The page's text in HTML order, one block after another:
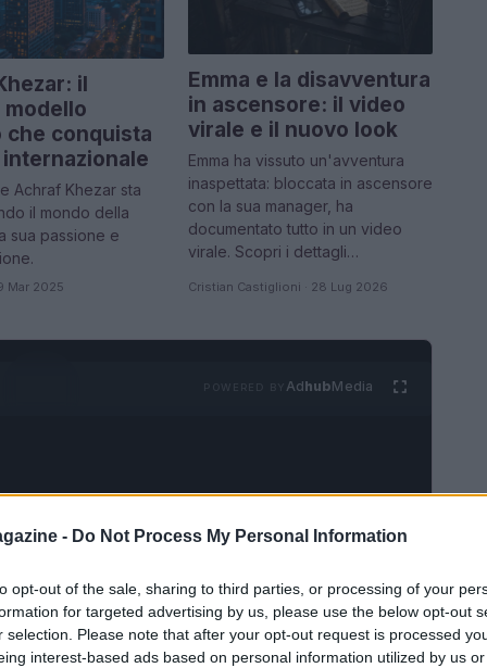
- Do Not Process My Personal Information
opt-out of the sale, sharing to third parties, or processing of your
for targeted advertising by us, please use the below opt-out
selection. Please note that after your opt-out request is processed
interest-based ads based on personal information utilized by us
il
che conquista
internazionale
Achraf Khezar sta
il mondo della
sua passione e
Mar 2025
Emma e la disavventura
in ascensore: il video
virale e il nuovo look
Emma ha vissuto un'avventura
inaspettata: bloccata in ascensore
con la sua manager, ha
documentato tutto in un video
virale. Scopri i dettagli…
Cristian Castiglioni · 28 Lug 2026
AdhubMedia
VEDI TUTTI →